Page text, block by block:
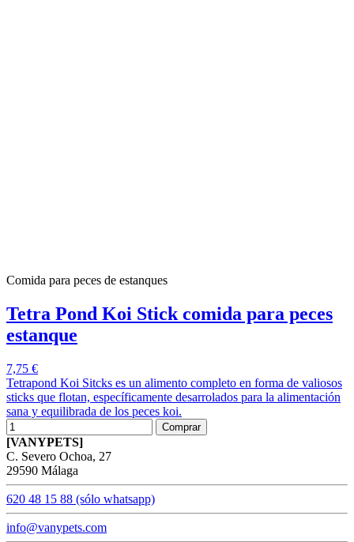
Comida para peces de estanques
Tetra Pond Koi Stick comida para peces
estanque
7,75 €
Tetrapond Koi Sitcks es un alimento completo en forma de valiosos
sticks que flotan, específicamente desarrolados para la alimentación
sana y equilibrada de los peces koi.
Comprar
[VANYPETS]
C. Severo Ochoa, 27
29590 Málaga
620 48 15 88 (sólo whatsapp)
info@vanypets.com